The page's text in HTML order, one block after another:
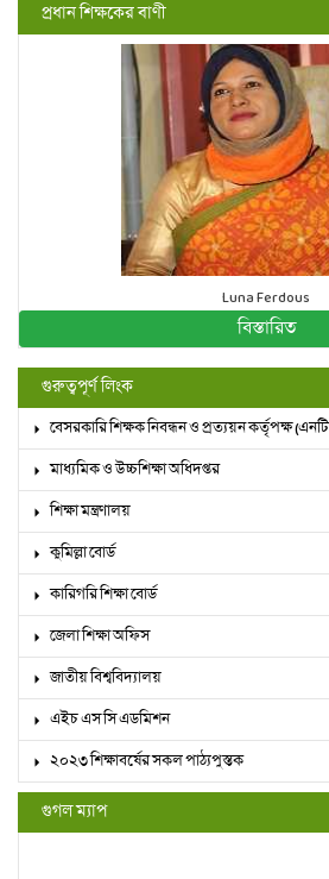
প্রধান শিক্ষকের বাণী
Luna Ferdous
বিস্তারিত
গুরুত্বপূর্ণ লিংক
বেসরকারি শিক্ষক নিবন্ধন ও প্রত্যয়ন কর্তৃপক্ষ
মাধ্যমিক ও উচ্চশিক্ষা অধিদপ্তর
শিক্ষা মন্ত্রণালয়
কুমিল্লা বোর্ড
কারিগরি শিক্ষা বোর্ড
জেলা শিক্ষা অফিস
জাতীয় বিশ্ববিদ্যালয়
এইচ এস সি এডমিশন
২০২৩ শিক্ষাবর্ষের সকল পাঠ্যপুস্তক
গুগল ম্যাপ